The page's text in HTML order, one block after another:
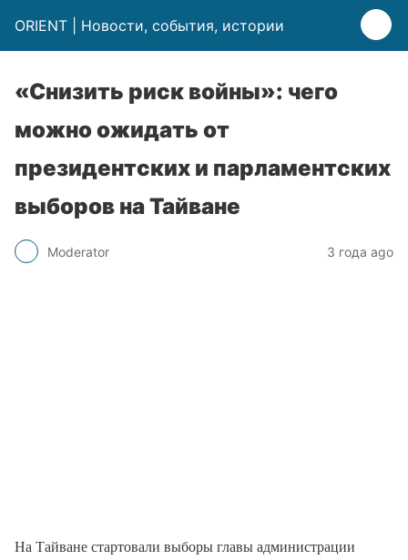
ORIENT | Новости, события, истории
«Снизить риск войны»: чего
можно ожидать от
президентских и парламентских
выборов на Тайване
Moderator 3 года ago
На Тайване стартовали выборы главы администрации